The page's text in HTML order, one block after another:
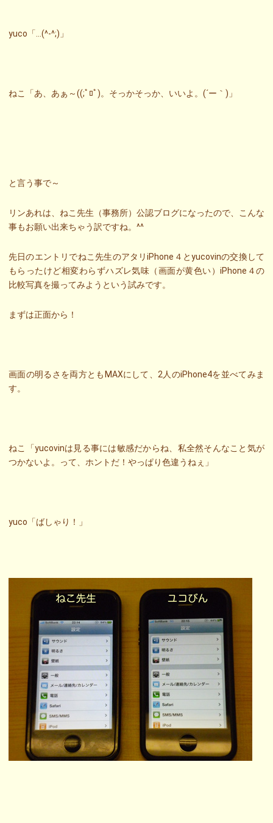
yuco「…(^-^;)」
ねこ「あ、あぁ～((;ﾟﾛﾟ)。そっかそっか、いいよ。(´ー｀)」
と言う事で～
リンあれは、ねこ先生（事務所）公認ブログになったので、こんな
事もお願い出来ちゃう訳ですね。^^
先日のエントリでねこ先生のアタリiPhone４とyucovinの交換して
もらったけど相変わらずハズレ気味（画面が黄色い）iPhone４の
比較写真を撮ってみようという試みです。
まずは正面から！
画面の明るさを両方ともMAXにして、2人のiPhone4を並べてみま
す。
ねこ「yucovinは見る事には敏感だからね、私全然そんなこと気が
つかないよ。って、ホントだ！やっぱり色違うねぇ」
yuco「ばしゃり！」